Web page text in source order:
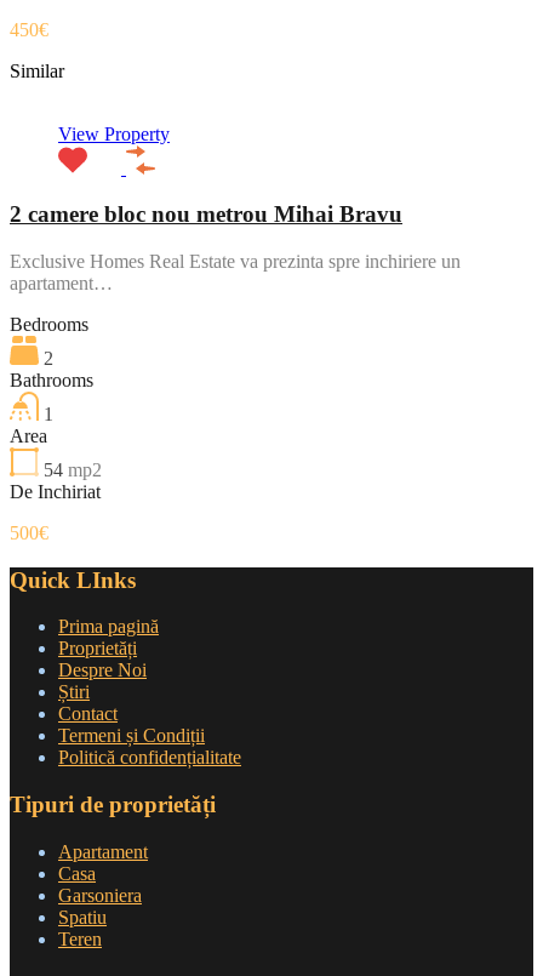
450€
Similar
View Property
2 camere bloc nou metrou Mihai Bravu
Exclusive Homes Real Estate va prezinta spre inchiriere un
apartament…
Bedrooms
2
Bathrooms
1
Area
54 mp2
De Inchiriat
500€
Quick LInks
Prima pagină
Proprietăți
Despre Noi
Știri
Contact
Termeni și Condiții
Politică confidențialitate
Tipuri de proprietăți
Apartament
Casa
Garsoniera
Spatiu
Teren